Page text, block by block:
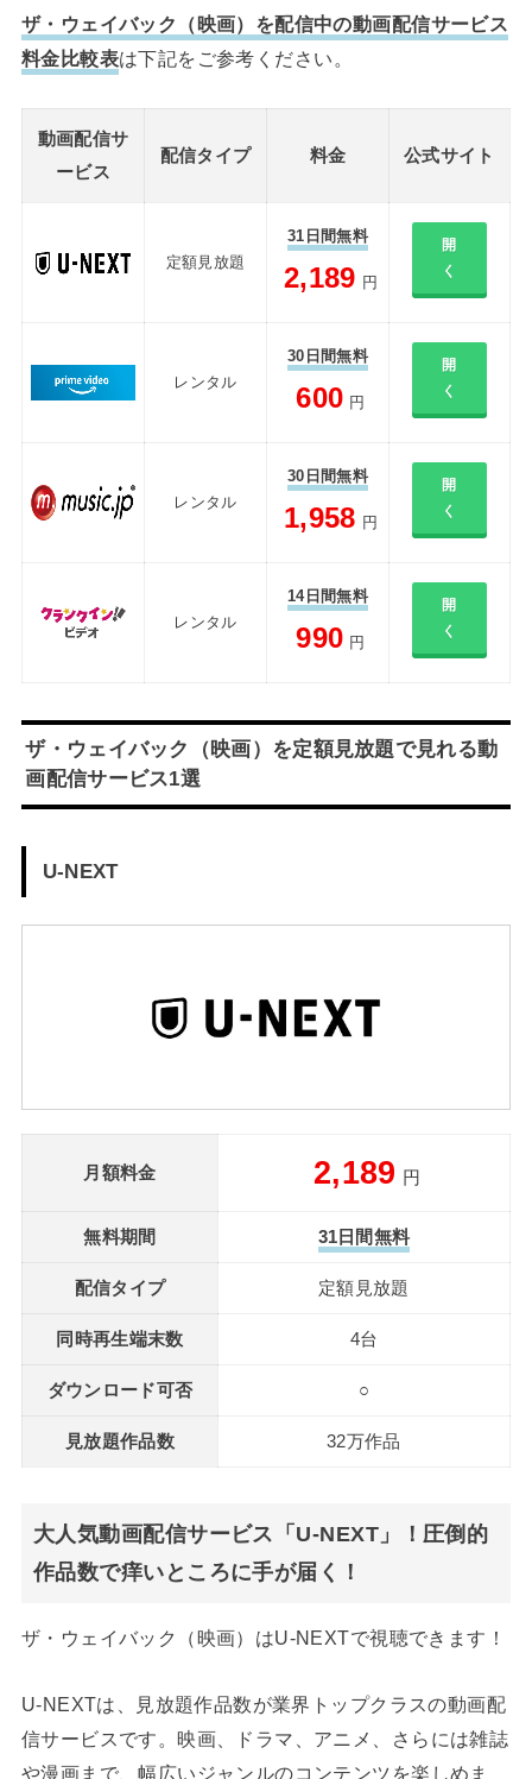
ザ・ウェイバック（映画）を配信中の動画配信サービス
料金比較表は下記をご参考ください。
動画配信サ
ービス
配信タイプ 料金 公式サイト
定額見放題
31日間無料
2,189 円
開
く
レンタル
30日間無料
600 円
開
く
レンタル
30日間無料
1,958 円
開
く
レンタル
14日間無料
990 円
開
く
ザ・ウェイバック（映画）を定額見放題で見れる動
画配信サービス1選
U-NEXT
月額料金 2,189 円
無料期間 31日間無料
配信タイプ 定額見放題
同時再生端末数 4台
ダウンロード可否 ○
見放題作品数 32万作品
大人気動画配信サービス「U-NEXT」！圧倒的
作品数で痒いところに手が届く！
ザ・ウェイバック（映画）はU-NEXTで視聴できます！
U-NEXTは、見放題作品数が業界トップクラスの動画配
信サービスです。映画、ドラマ、アニメ、さらには雑誌
や漫画まで、幅広いジャンルのコンテンツを楽しめま